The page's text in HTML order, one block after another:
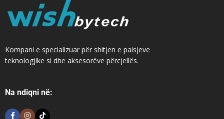
Kompani e specializuar për shitjen e paisjeve
teknologjike si dhe aksesorëve përcjellës.
Na ndiqni në: